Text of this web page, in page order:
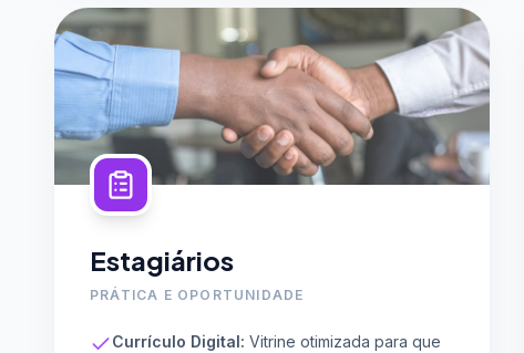
Estagiários
PRÁTICA E OPORTUNIDADE
Currículo Digital: Vitrine otimizada para que